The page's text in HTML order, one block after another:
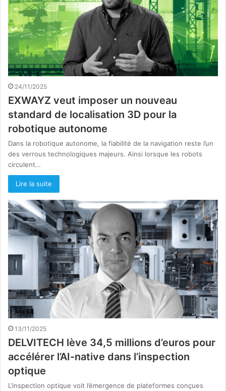
24/11/2025
EXWAYZ veut imposer un nouveau
standard de localisation 3D pour la
robotique autonome
Dans la robotique autonome, la fiabilité de la navigation reste l’un
des verrous technologiques majeurs. Ainsi lorsque les robots
circulent…
Lire la suite
13/11/2025
DELVITECH lève 34,5 millions d’euros pour
accélérer l’AI-native dans l’inspection
optique
L’inspection optique voit l’émergence de plateformes conçues